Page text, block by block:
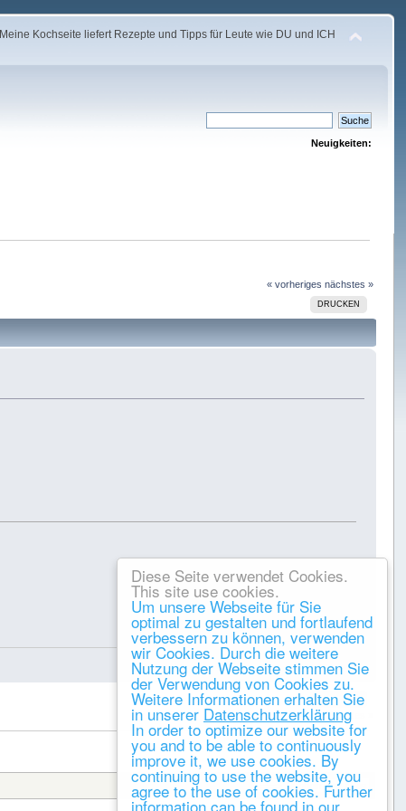
Diese Seite verwendet Cookies.
This site use cookies.
Um unsere Webseite für Sie
optimal zu gestalten und fortlaufend
verbessern zu können, verwenden
wir Cookies. Durch die weitere
Nutzung der Webseite stimmen Sie
der Verwendung von Cookies zu.
Weitere Informationen erhalten Sie
in unserer Datenschutzerklärung
In order to optimize our website for
you and to be able to continuously
improve it, we use cookies. By
continuing to use the website, you
agree to the use of cookies. Further
information can be found in our
Meine Kochseite liefert Rezepte und Tipps für Leute wie DU und ICH
Neuigkeiten:
« vorheriges nächstes »
DRUCKEN
Gespeichert
DRUCKEN
« vorheriges nächstes »